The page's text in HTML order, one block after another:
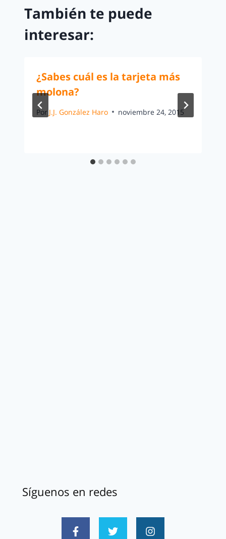
También te puede
interesar:
¿Sabes cuál es la tarjeta más
molona?
Por J.J. González Haro noviembre 24, 2015
Síguenos en redes